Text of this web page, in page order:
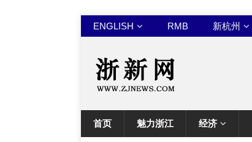
ENGLISH RMB 新杭州
首页 魅力浙江 经济